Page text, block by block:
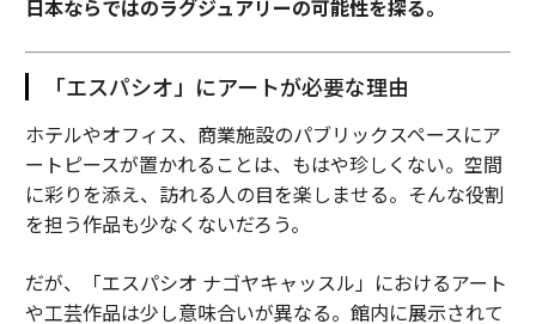
日本ならではのラグジュアリーの可能性を探る。
「エスパシオ」にアートが必要な理由
ホテルやオフィス、商業施設のパブリックスペースにア
ートピースが置かれることは、もはや珍しくない。空間
に彩りを添え、訪れる人の目を楽しませる。そんな役割
を担う作品も少なくないだろう。
だが、「エスパシオ ナゴヤキャッスル」におけるアート
や工芸作品は少し意味合いが異なる。館内に展示されて